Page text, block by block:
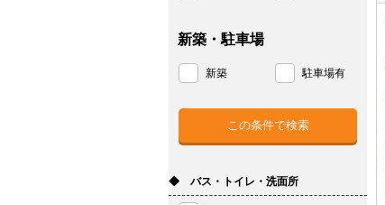
新築・駐車場
新築 駐車場有
◆ バス・トイレ・洗面所